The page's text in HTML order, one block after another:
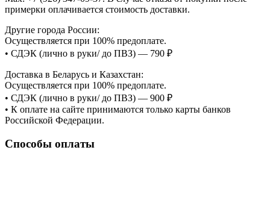
примерки оплачивается стоимость доставки.
Другие города России:
Осуществляется при 100% предоплате.
• СДЭК (лично в руки/ до ПВЗ) — 790 ₽
Доставка в Беларусь и Казахстан:
Осуществляется при 100% предоплате.
• СДЭК (лично в руки/ до ПВЗ) — 900 ₽
• К оплате на сайте принимаются только карты банков
Российской Федерации.
Способы оплаты